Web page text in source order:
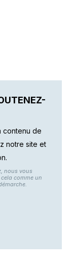
contenu de
notre site et
nous vous
comme un